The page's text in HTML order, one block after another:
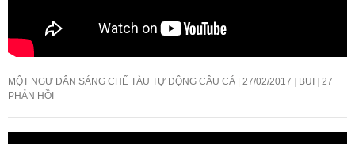
MỘT NGƯ DÂN SÁNG CHẾ TÀU TỰ ĐỘNG CÂU CÁ 27/02/2017 BUI
27
PHẢN HỒI